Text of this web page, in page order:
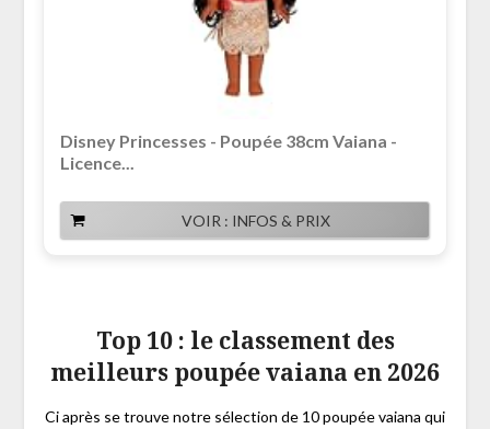
Disney Princesses - Poupée 38cm Vaiana -
Licence...
VOIR : INFOS & PRIX
Top 10 : le classement des
meilleurs poupée vaiana en 2026
Ci après se trouve notre sélection de 10 poupée vaiana qui